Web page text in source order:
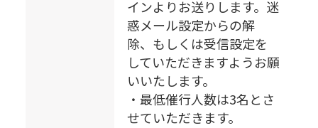
インよりお送りします。迷
惑メール設定からの解
除、もしくは受信設定を
していただきますようお願
いいたします。
・最低催行人数は3名とさ
せていただきます。